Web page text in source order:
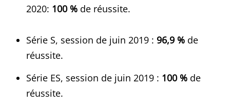
2020: 100 % de réussite.
Série S, session de juin 2019 : 96,9 % de
réussite.
Série ES, session de juin 2019 : 100 % de
réussite.